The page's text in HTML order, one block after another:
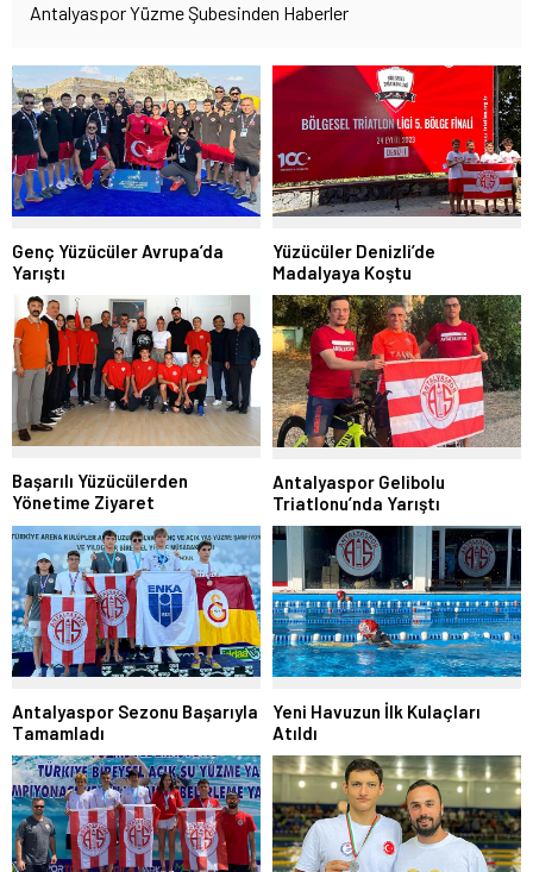
Antalyaspor Yüzme Şubesinden Haberler
Genç Yüzücüler Avrupa’da
Yarıştı
Yüzücüler Denizli’de
Madalyaya Koştu
Başarılı Yüzücülerden
Yönetime Ziyaret
Antalyaspor Gelibolu
Triatlonu’nda Yarıştı
Antalyaspor Sezonu Başarıyla
Tamamladı
Yeni Havuzun İlk Kulaçları
Atıldı